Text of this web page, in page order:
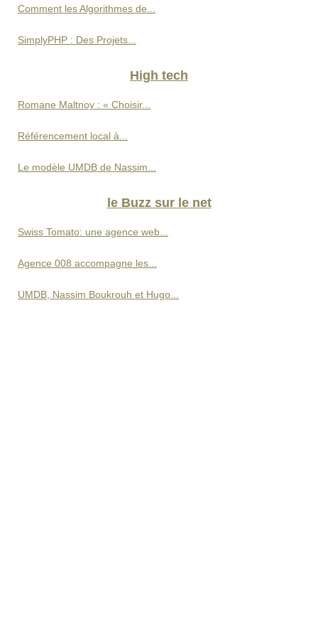
Comment les Algorithmes de...
SimplyPHP : Des Projets...
High tech
Romane Maltnoy : « Choisir...
Référencement local à...
Le modèle UMDB de Nassim...
le Buzz sur le net
Swiss Tomato: une agence web...
Agence 008 accompagne les...
UMDB, Nassim Boukrouh et Hugo...